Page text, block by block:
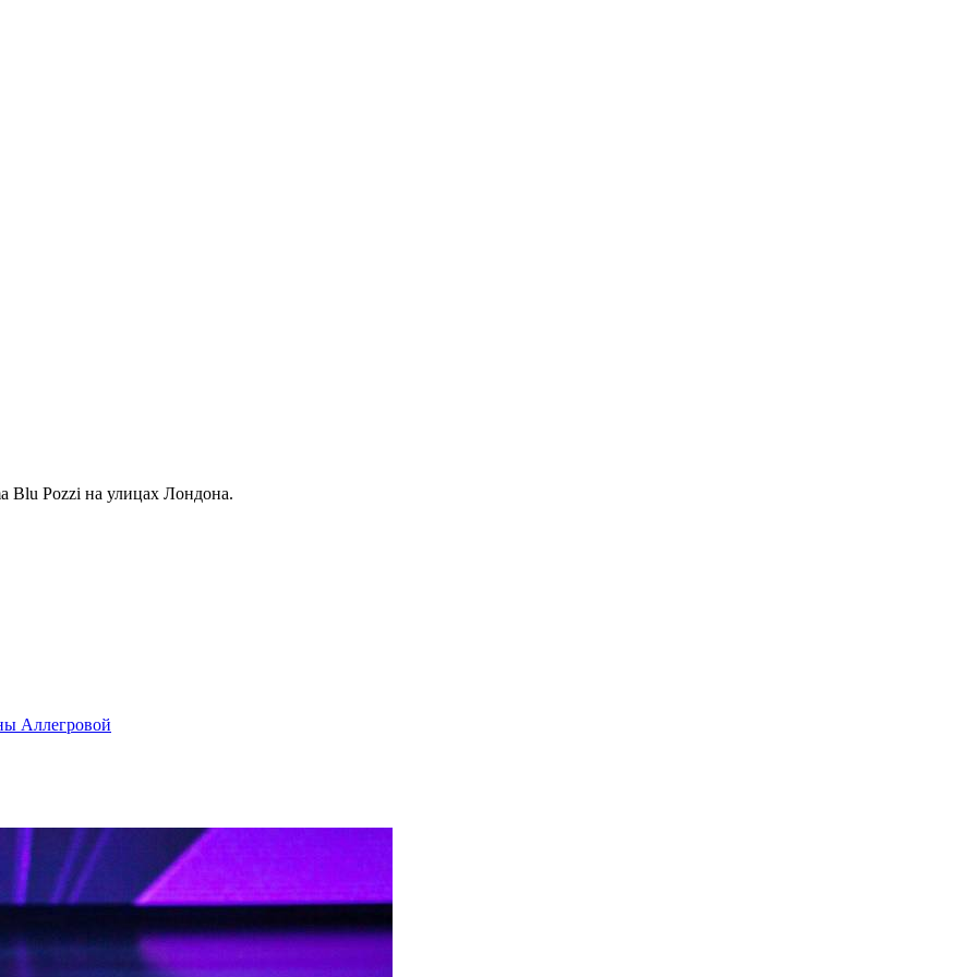
Blu Pozzi на улицах Лондона.
Аллегровой